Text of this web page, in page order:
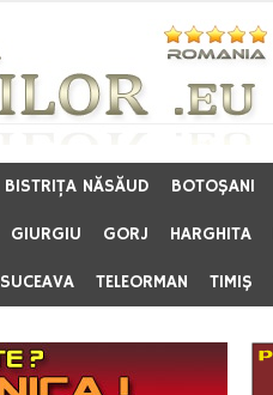
BISTRIŢA NĂSĂUD BOTOŞANI
GIURGIU GORJ HARGHITA
SUCEAVA TELEORMAN TIMIŞ